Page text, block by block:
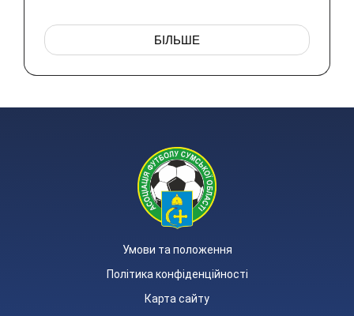
БІЛЬШЕ
Умови та положення
Політика конфіденційності
Карта сайту